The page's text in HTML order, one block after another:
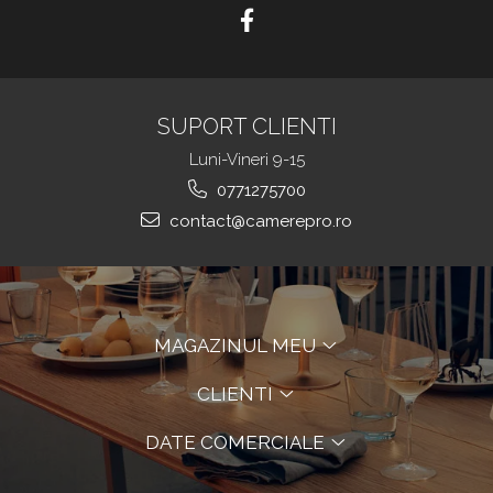
SUPORT CLIENTI
Luni-Vineri 9-15
0771275700
contact@camerepro.ro
MAGAZINUL MEU
CLIENTI
DATE COMERCIALE